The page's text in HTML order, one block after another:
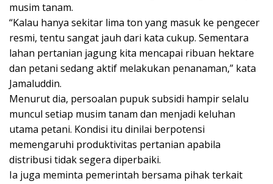
musim tanam.
“Kalau hanya sekitar lima ton yang masuk ke pengecer
resmi, tentu sangat jauh dari kata cukup. Sementara
lahan pertanian jagung kita mencapai ribuan hektare
dan petani sedang aktif melakukan penanaman,” kata
Jamaluddin.
Menurut dia, persoalan pupuk subsidi hampir selalu
muncul setiap musim tanam dan menjadi keluhan
utama petani. Kondisi itu dinilai berpotensi
memengaruhi produktivitas pertanian apabila
distribusi tidak segera diperbaiki.
Ia juga meminta pemerintah bersama pihak terkait